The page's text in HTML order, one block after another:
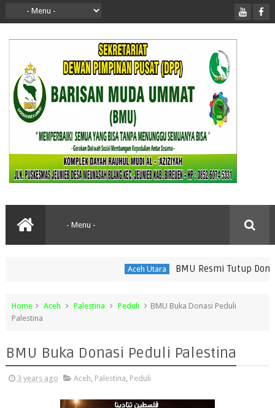
Aceh Utara BMU Resmi Tutup Donasi
Home Aceh Palestina Peduli
BMU Buka Donasi Peduli
Palestina
BMU Buka Donasi Peduli Palestina
3 years ago Aceh, Palestina, Peduli